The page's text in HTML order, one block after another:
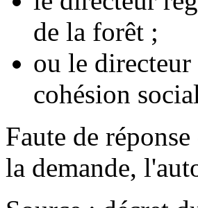
de la forêt ;
ou le directeur
cohésion
Faute de
la demande,